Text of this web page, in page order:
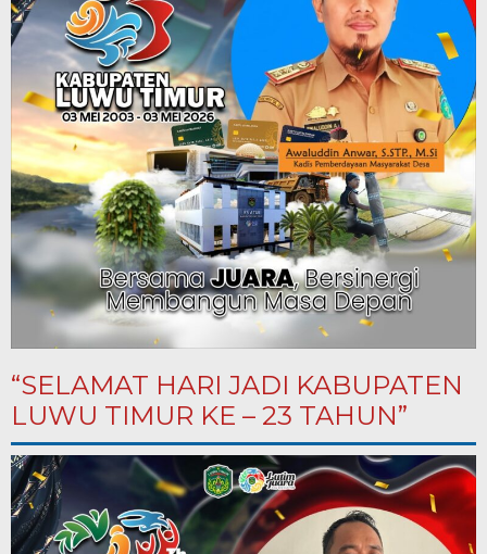
“SELAMAT HARI JADI KABUPATEN
LUWU TIMUR KE – 23 TAHUN”